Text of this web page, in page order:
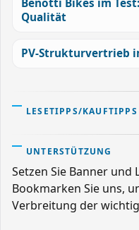
Qualität
PV-Strukturvertrieb
LESETIPPS/KAUFTIPPS
UNTERSTÜTZUNG
Setzen Sie Banner und
Bookmarken Sie uns,
Verbreitung der